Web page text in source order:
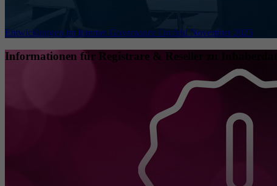
Entwicklungen im Internet Governance Umfeld November 2025
Informationen für Registrare & Reseller zu